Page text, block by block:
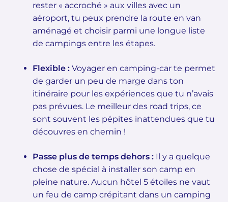
rester « accroché » aux villes avec un
aéroport, tu peux prendre la route en van
aménagé et choisir parmi une longue liste
de campings entre les étapes.
Flexible : Voyager en camping-car te permet
de garder un peu de marge dans ton
itinéraire pour les expériences que tu n’avais
pas prévues. Le meilleur des road trips, ce
sont souvent les pépites inattendues que tu
découvres en chemin !
Passe plus de temps dehors : Il y a quelque
chose de spécial à installer son camp en
pleine nature. Aucun hôtel 5 étoiles ne vaut
un feu de camp crépitant dans un camping